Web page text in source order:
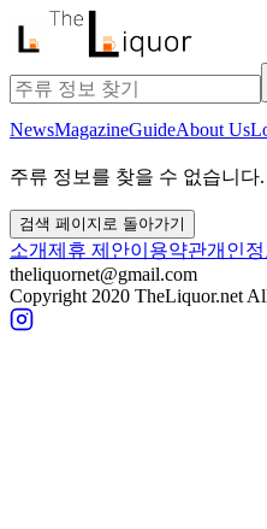
NewsMagazineGuideAbout Us
주류 정보를 찾을 수 없습니다.
검색 페이지로 돌아가기
소개제휴 제안이용약관개인
theliquornet@gmail.com
Copyright 2020 TheLiquor.net